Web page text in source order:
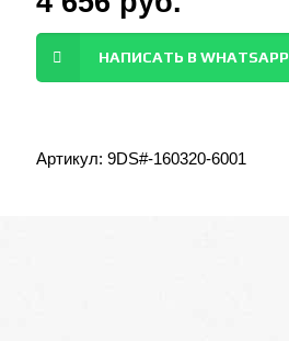
НАПИСАТЬ В WHATSAPP
Артикул: 9DS#-160320-6001